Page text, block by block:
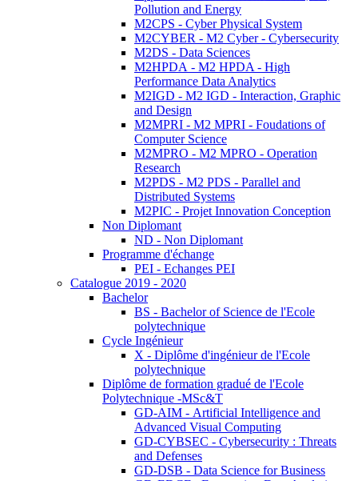
Pollution and Energy
M2CPS - Cyber Physical System
M2CYBER - M2 Cyber - Cybersecurity
M2DS - Data Sciences
M2HPDA - M2 HPDA - High
Performance Data Analytics
M2IGD - M2 IGD - Interaction, Graphic
and Design
M2MPRI - M2 MPRI - Foudations of
Computer Science
M2MPRO - M2 MPRO - Operation
Research
M2PDS - M2 PDS - Parallel and
Distributed Systems
M2PIC - Projet Innovation Conception
Non Diplomant
ND - Non Diplomant
Programme d'échange
PEI - Echanges PEI
Catalogue 2019 - 2020
Bachelor
BS - Bachelor of Science de l'Ecole
polytechnique
Cycle Ingénieur
X - Diplôme d'ingénieur de l'Ecole
polytechnique
Diplôme de formation gradué de l'Ecole
Polytechnique -MSc&T
GD-AIM - Artificial Intelligence and
Advanced Visual Computing
GD-CYBSEC - Cybersecurity : Threats
and Defenses
GD-DSB - Data Science for Business